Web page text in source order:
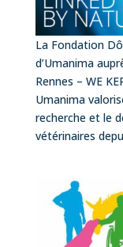
La Fondation
d’Umanima
Rennes – WE
Umanima
recherche et le
vétérinaires